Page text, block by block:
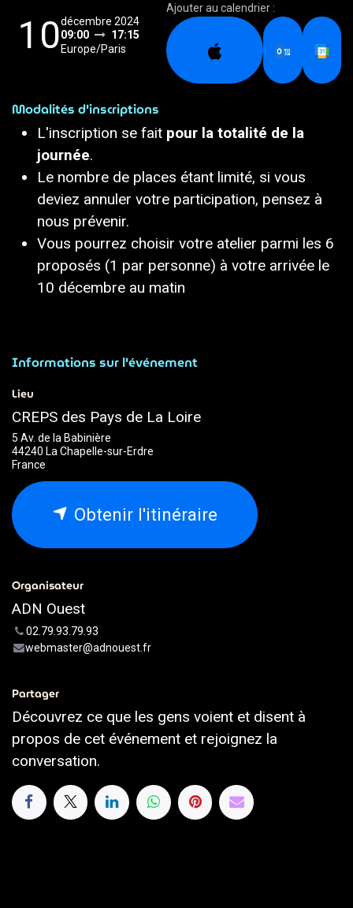
10décembre 2024
09:00
17:15
Europe/Paris
Ajouter au calendrier :
Modalités d'inscriptions
L'inscription se fait pour la totalité de la
journée.
Le nombre de places étant limité, si vous
deviez annuler votre participation, pensez à
nous prévenir.
Vous pourrez choisir votre atelier parmi les 6
proposés (1 par personne) à votre arrivée le
10 décembre au matin
Informations sur l'événement
Lieu
CREPS des Pays de La Loire
5 Av. de la Babinière
44240 La Chapelle-sur-Erdre
France
Obtenir l'itinéraire
Organisateur
ADN Ouest
02.79.93.79.93
webmaster@adnouest.fr
Partager
Découvrez ce que les gens voient et disent à
propos de cet événement et rejoignez la
conversation.